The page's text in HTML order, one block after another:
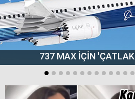
737 MAX İÇİN